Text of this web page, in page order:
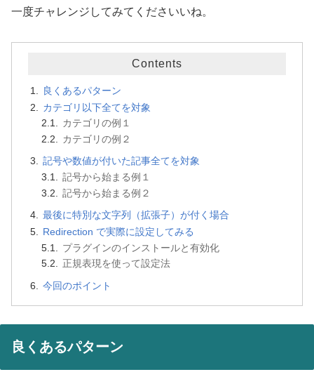
一度チャレンジしてみてくださいいね。
Contents
良くあるパターン
カテゴリ以下全てを対象
カテゴリの例１
カテゴリの例２
記号や数値が付いた記事全てを対象
記号から始まる例１
記号から始まる例２
最後に特別な文字列（拡張子）が付く場合
Redirection で実際に設定してみる
プラグインのインストールと有効化
正規表現を使って設定法
今回のポイント
良くあるパターン